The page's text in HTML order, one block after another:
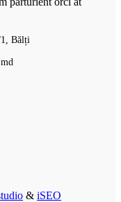
Bălți
& iSEO